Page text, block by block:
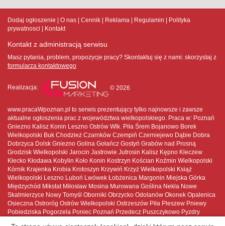
Dodaj ogłoszenie O nas Cennik Reklama Regulamin
Polityka
prywatnosci
Kontakt
Kontakt z administracją serwisu
Masz pytania, problem, propozycje pracy? Skontaktuj się z nami: skorzystaj z
formularza kontaktowego
Realizacja: © 2026
www.pracaWpoznan.pl to serwis prezentujący tylko najnowsze i zawsze
aktualne ogłoszenia prac z województwa wielkopolskiego. Praca w: Poznań
Gniezno Kalisz Konin Leszno Ostrów Wlk. Piła Śrem Bojanowo Borek
Wielkopolski Buk Chodzież Czarnków Czempiń Czerniejewo Dąbie Dobra
Dobrzyca Dolsk Gniezno Golina Gołańcz Gostyń Grabów nad Prosną
Grodzisk Wielkopolski Jarocin Jastrowie Jutrosin Kalisz Kępno Kleczew
Kłecko Kłodawa Kobylin Koło Konin Kostrzyn Kościan Koźmin Wielkopolski
Kórnik Krajenka Krobia Krotoszyn Krzywiń Krzyż Wielkopolski Książ
Wielkopolski Leszno Luboń Lwówek Łobżenica Margonin Miejska Górka
Międzychód Mikstat Miłosław Mosina Murowana Goślina Nekla Nowe
Skalmierzyce Nowy Tomyśl Oborniki Obrzycko Odolanów Okonek Opalenica
Osieczna Ostroróg Ostrów Wielkopolski Ostrzeszów Piła Pleszew Pniewy
Pobiedziska Pogorzela Poniec Poznań Przedecz Puszczykowo Pyzdry